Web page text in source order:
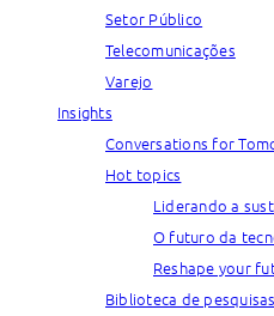
Setor Público
Telecomunicações
Varejo
Insights
Conversations for
Hot topics
Liderando a
O futuro da
Reshape your
Biblioteca de pesquisas